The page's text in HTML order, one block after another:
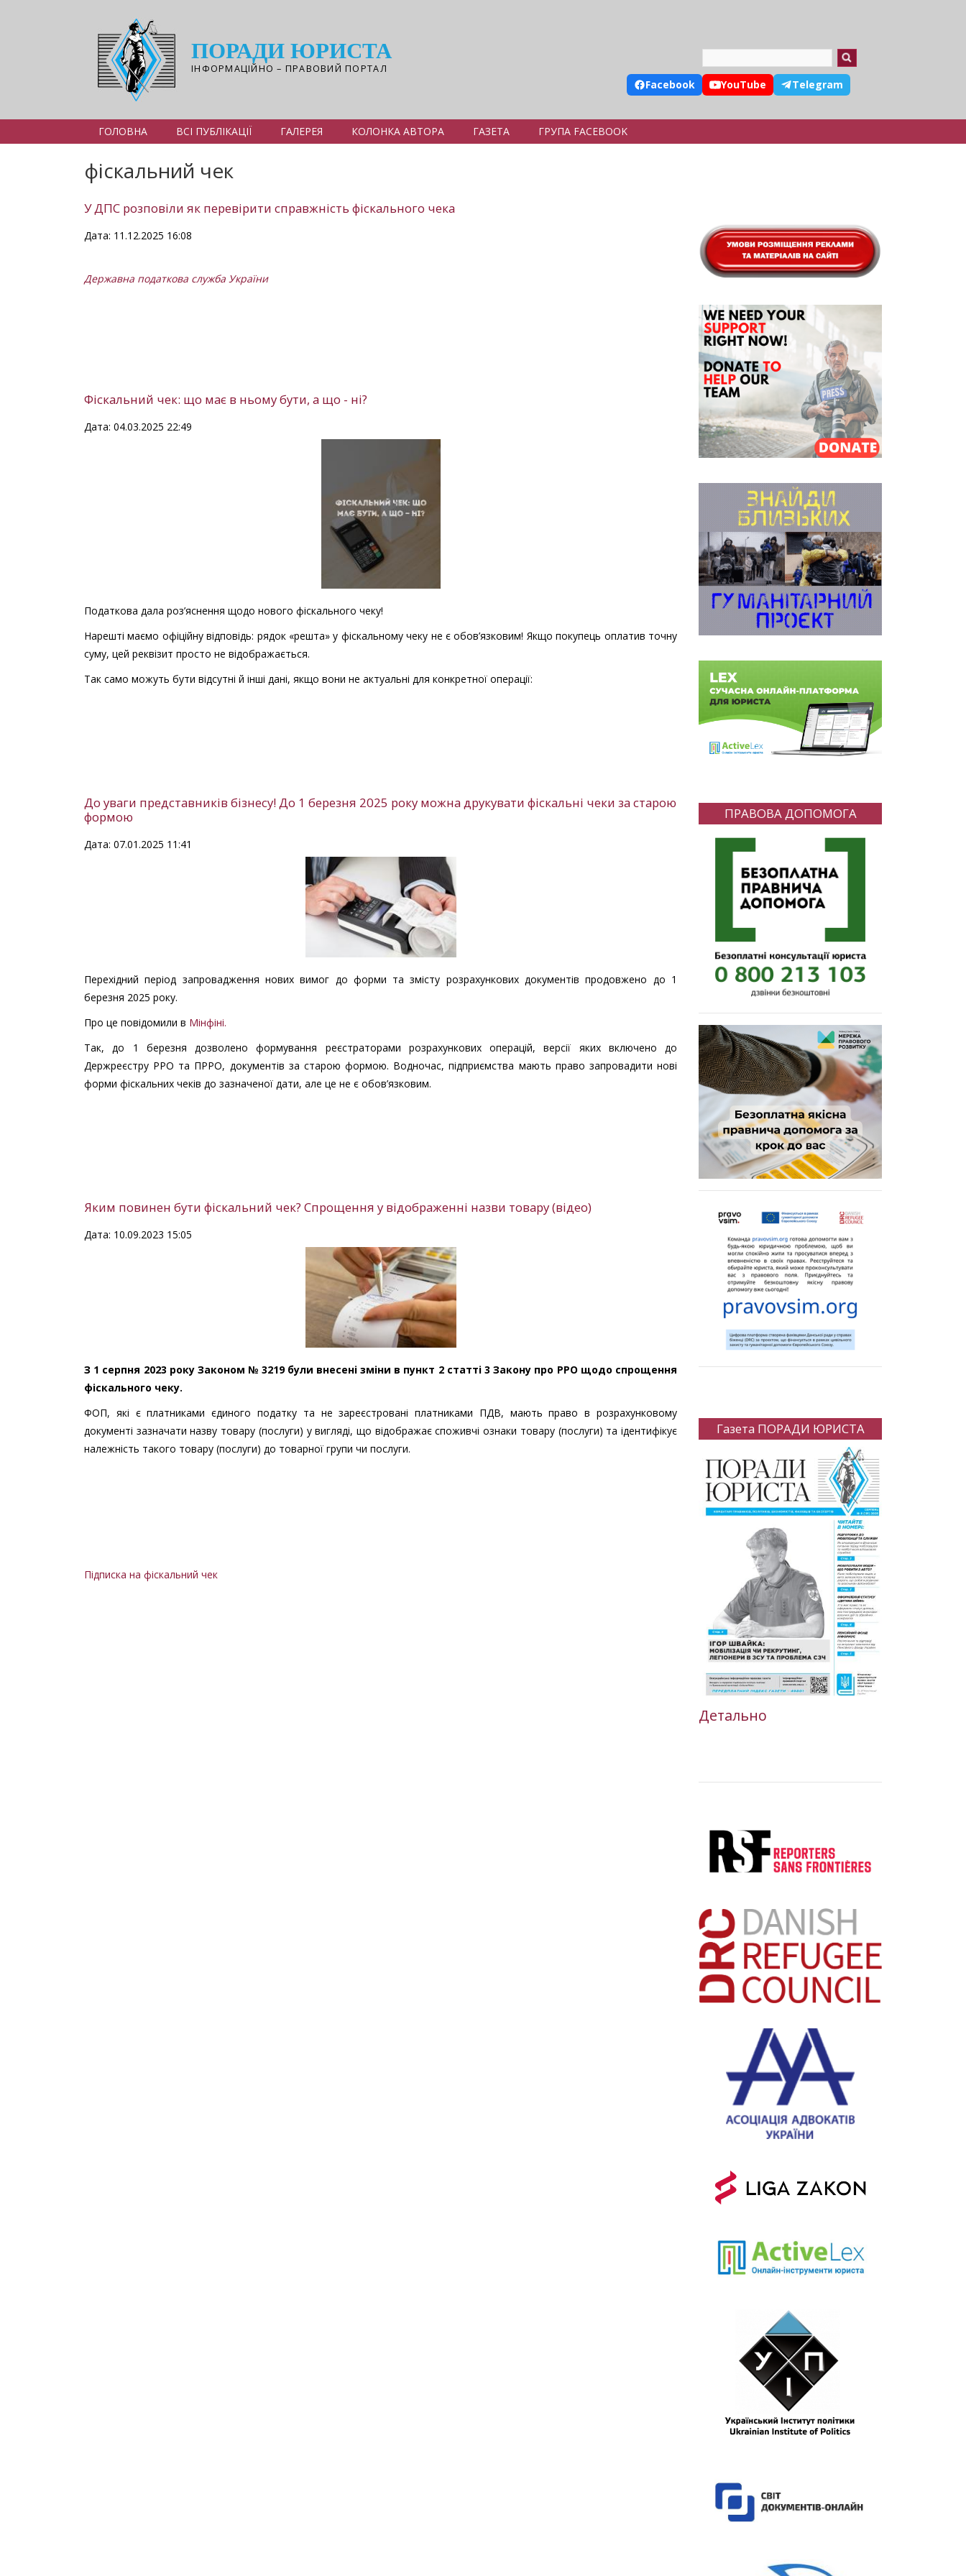
ПОРАДИ ЮРИСТА
ІНФОРМАЦІЙНО – ПРАВОВИЙ ПОРТАЛ
Facebook YouTube Telegram
ГОЛОВНА ВСІ ПУБЛІКАЦІЇ ГАЛЕРЕЯ КОЛОНКА АВТОРА ГАЗЕТА ГРУПА FACEBOOK
фіскальний чек
У ДПС розповіли як перевірити справжність фіскального чека
Дата: 11.12.2025 16:08
Державна податкова служба України
Фіскальний чек: що має в ньому бути, а що - ні?
Дата: 04.03.2025 22:49
Податкова дала роз’яснення щодо нового фіскального чеку!
Нарешті маємо офіційну відповідь: рядок «решта» у фіскальному чеку не є обов’язковим! Якщо покупець оплатив точну
суму, цей реквізит просто не відображається.
Так само можуть бути відсутні й інші дані, якщо вони не актуальні для конкретної операції:
До уваги представників бізнесу! До 1 березня 2025 року можна друкувати фіскальні чеки за старою
формою
Дата: 07.01.2025 11:41
Перехідний період запровадження нових вимог до форми та змісту розрахункових документів продовжено до 1
березня 2025 року.
Про це повідомили в Мінфіні.
Так, до 1 березня дозволено формування реєстраторами розрахункових операцій, версії яких включено до
Держреєстру РРО та ПРРО, документів за старою формою. Водночас, підприємства мають право запровадити нові
форми фіскальних чеків до зазначеної дати, але це не є обов’язковим.
Яким повинен бути фіскальний чек? Спрощення у відображенні назви товару (відео)
Дата: 10.09.2023 15:05
З 1 серпня 2023 року Законом № 3219 були внесені зміни в пункт 2 статті 3 Закону про РРО щодо спрощення
фіскального чеку.
ФОП, які є платниками єдиного податку та не зареєстровані платниками ПДВ, мають право в розрахунковому
документі зазначати назву товару (послуги) у вигляді, що відображає споживчі ознаки товару (послуги) та ідентифікує
належність такого товару (послуги) до товарної групи чи послуги.
Підписка на фіскальний чек
ПРАВОВА ДОПОМОГА
Газета ПОРАДИ ЮРИСТА
Детально